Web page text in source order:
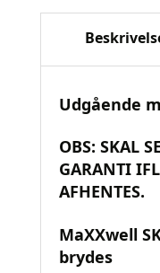
Udgående
OBS: SKAL
GARANTI
AFHENTES.
MaXXwell
brydes